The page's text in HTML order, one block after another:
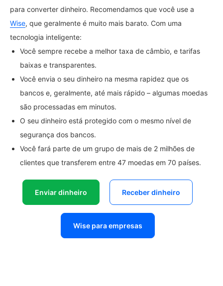
para converter dinheiro. Recomendamos que você use a
Wise, que geralmente é muito mais barato. Com uma
tecnologia inteligente:
Você sempre recebe a melhor taxa de câmbio, e tarifas
baixas e transparentes.
Você envia o seu dinheiro na mesma rapidez que os
bancos e, geralmente, até mais rápido – algumas moedas
são processadas em minutos.
O seu dinheiro está protegido com o mesmo nível de
segurança dos bancos.
Você fará parte de um grupo de mais de 2 milhões de
clientes que transferem entre 47 moedas em 70 países.
Enviar dinheiro Receber dinheiro
Wise para empresas